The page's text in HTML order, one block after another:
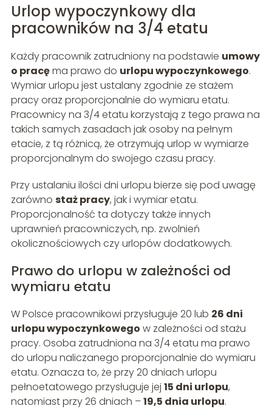
Urlop wypoczynkowy dla
pracowników na 3/4 etatu
Każdy pracownik zatrudniony na podstawie umowy
o pracęma prawo do urlopu wypoczynkowego.
Wymiar urlopu jest ustalany zgodnie ze stażem
pracy oraz proporcjonalnie do wymiaru etatu.
Pracownicy na 3/4 etatu korzystają z tego prawa na
takich samych zasadach jak osoby na pełnym
etacie, z tą różnicą, że otrzymują urlop w wymiarze
proporcjonalnym do swojego czasu pracy.
Przy ustalaniu ilości dni urlopu bierze się pod uwagę
zarówno staż pracy, jak i wymiar etatu.
Proporcjonalność ta dotyczy także innych
uprawnień pracowniczych, np. zwolnień
okolicznościowych czy urlopów dodatkowych.
Prawo do urlopu w zależności od
wymiaru etatu
W Polsce pracownikowi przysługuje 20 lub 26 dni
urlopu wypoczynkowego w zależności od stażu
pracy. Osoba zatrudniona na 3/4 etatu ma prawo
do urlopu naliczanego proporcjonalnie do wymiaru
etatu. Oznacza to, że przy 20 dniach urlopu
pełnoetatowego przysługuje jej 15 dni urlopu,
natomiast przy 26 dniach –19,5 dnia urlopu.